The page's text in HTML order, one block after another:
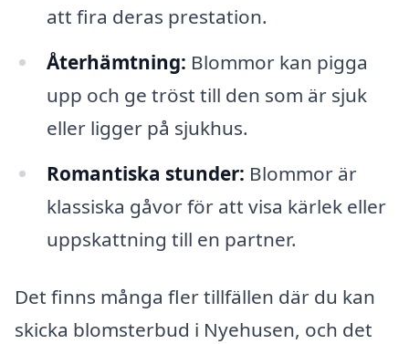
att fira deras prestation.
Återhämtning: Blommor kan pigga
upp och ge tröst till den som är sjuk
eller ligger på sjukhus.
Romantiska stunder: Blommor är
klassiska gåvor för att visa kärlek eller
uppskattning till en partner.
Det finns många fler tillfällen där du kan
skicka blomsterbud i Nyehusen, och det